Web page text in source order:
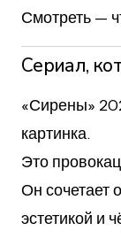
Смотреть —
Сериал,
«Сирены»
картинка.
Это
Он сочетает
эстетикой и